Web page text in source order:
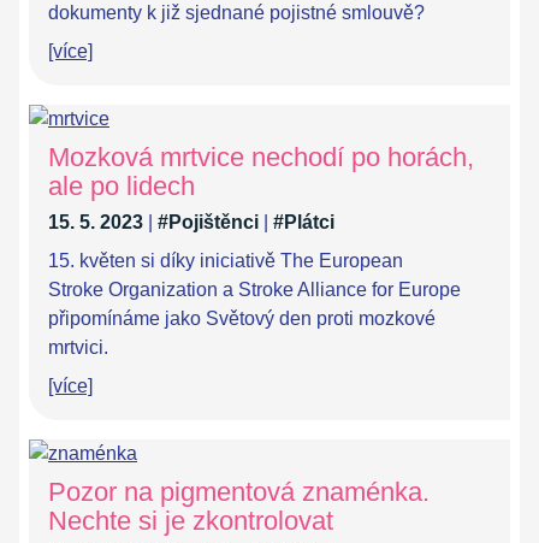
dokumenty k již sjednané pojistné smlouvě?
[více]
Mozková mrtvice nechodí po horách,
ale po lidech
15. 5. 2023 #Pojištěnci
#Plátci
15. květen si díky iniciativě The European
Stroke Organization a Stroke Alliance for Europe
připomínáme jako Světový den proti mozkové
mrtvici.
[více]
Pozor na pigmentová znaménka.
Nechte si je zkontrolovat